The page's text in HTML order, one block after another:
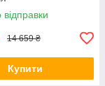
14 659 ₴
Купити